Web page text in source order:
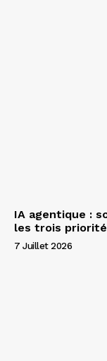
IA agentique :
les trois
7 Juillet 2026